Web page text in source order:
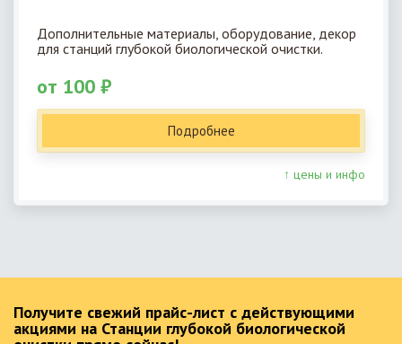
Дополнительные материалы, оборудование, декор
для станций глубокой биологической очистки.
от 100 ₽
Подробнее
↑ цены и инфо
Получите свежий прайс-лист с действующими
акциями на Станции глубокой биологической